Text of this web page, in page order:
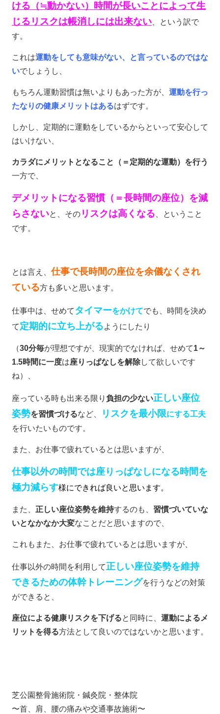
ける（≒動かない）時間が長いことによって生
じるリスクは帳消しには出来ない、という訳で
す。
これは運動をしても意味がない、と言っているのではな
いでしょうし、
もちろん運動習慣は無いよりもあった方が、 運動を行っ
たなりの健康メリットはあるはずです。
しかし、定期的に運動をしているからといって安心して
はいけない、
カラダにメリットとなること（＝定期的な運動）を行う
一方で、
デメリットになる習慣（＝長時間の座位）を減
らさないと、そのリスクは高くなる 、ということ
です。
とは言え、 仕事で長時間の座位を余儀なくされ
ている方も多いと思います。
仕事中は、せめて タイマーをかけてでも、時間を決め
て定期的に立ち上がるようにしたり
（30分毎が理想ですが、現実的でなければ、せめて1～
1.5時間に一度は座りっぱなしを解除して欲しいです
ね）、
座っている時も出来る限り 負担の少ない正しい座位
姿勢を習慣づけるなど、 リスクを最小限にする工夫
を行いたいものです。
また、お仕事で疲れているとは思いますが、
仕事以外の時間では座りっぱなしになる時間を
極力減らす様にできれば良いと思います。
また、 正しい座位姿勢を維持するのも、 習慣づいていな
いとなかなか大変なことだと思いますので、
これもまた、お仕事で疲れているとは思いますが、
仕事以外の時間を利用して正しい座位姿勢を維持
できるための体幹トレーニングを行うなどの対策
ができると、
座位による健康リスクを下げると同時に、 運動によるメ
リットを得る方法として良いのではないかと思います。
芝公園整骨施術院・鍼灸院・整体院
〜首、肩、腰の痛みや交通事故施術〜